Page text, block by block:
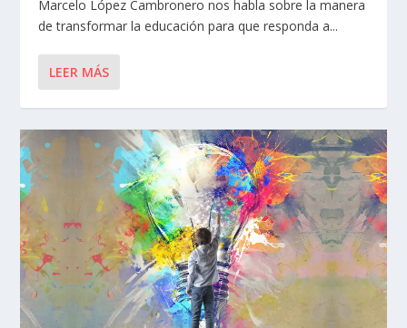
Marcelo López Cambronero nos habla sobre la manera
de transformar la educación para que responda a...
LEER MÁS